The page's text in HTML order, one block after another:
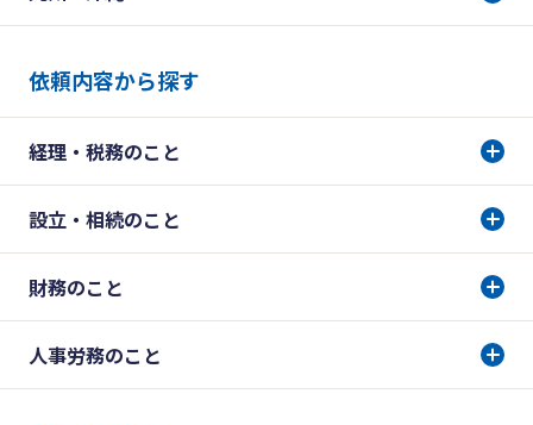
依頼内容から探す
経理・税務のこと
設立・相続のこと
財務のこと
人事労務のこと